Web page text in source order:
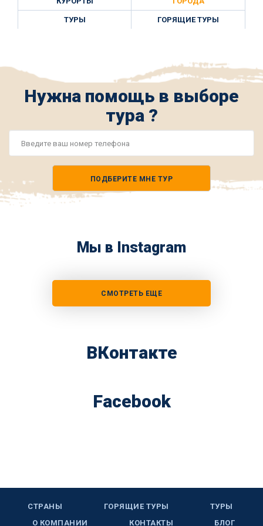
ТУРЫ ГОРЯЩИЕ ТУРЫ
Нужна помощь в выборе
тура ?
ПОДБЕРИТЕ МНЕ ТУР
Мы в Instagram
СМОТРЕТЬ ЕЩЕ
ВКонтакте
Facebook
СТРАНЫ ГОРЯЩИЕ ТУРЫ
ТУРЫ
О КОМПАНИИ
КОНТАКТЫ БЛОГ